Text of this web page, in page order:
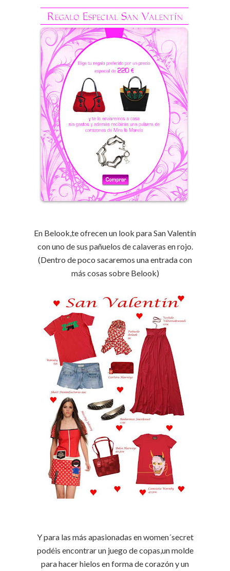
En Belook ,te ofrecen un look para SanValentín
con uno de sus pañuelos de calaveras en rojo.
(Dentro de poco sacaremos una entrada con
más cosas sobre Belook)
Y para las más apasionadas enwomen´secret
podéis encontrar un juego de copas,un molde
para hacer hielos en forma de corazón y un